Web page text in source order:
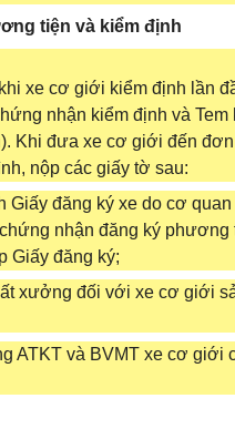
tiện và kiểm định
xe cơ giới kiểm định lần
nhận kiểm định và
Khi đưa xe cơ giới đến
nộp các giấy tờ sau:
Giấy đăng ký xe do cơ
nhận đăng ký phương
Giấy đăng ký;
xưởng đối với xe cơ giới
ATKT và BVMT xe cơ